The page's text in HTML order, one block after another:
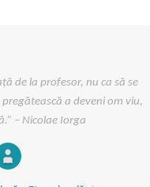
de la profesor, nu ca să se
a deveni om viu,
– Nicolae Iorga